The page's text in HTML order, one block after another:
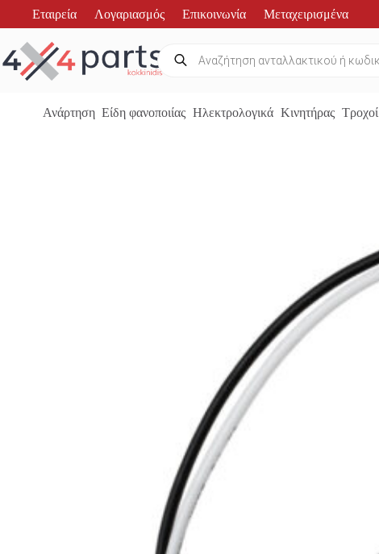
Εταιρεία Λογαριασμός Επικοινωνία Μεταχειρισμένα
Products
search
Ανάρτηση Είδη φανοποιίας Ηλεκτρολογικά Κινητήρας Τροχοί